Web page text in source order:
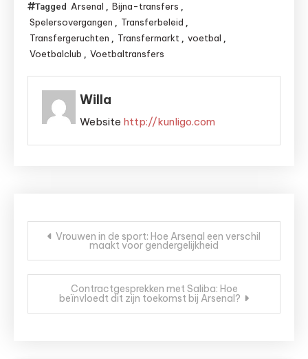
Tagged Arsenal , Bijna-transfers ,
Spelersovergangen , Transferbeleid ,
Transfergeruchten , Transfermarkt , voetbal ,
Voetbalclub , Voetbaltransfers
Willa
Website http://kunligo.com
Bericht
navigatie
Vrouwen in de sport: Hoe Arsenal een verschil
maakt voor gendergelijkheid
Contractgesprekken met Saliba: Hoe
beïnvloedt dit zijn toekomst bij Arsenal?